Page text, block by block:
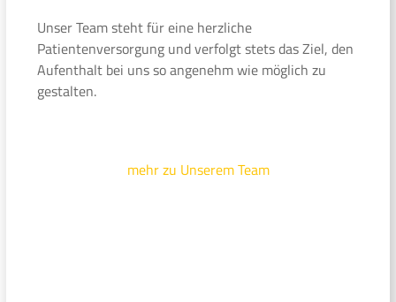
Unser Team steht für eine herzliche
Patientenversorgung und verfolgt stets das Ziel, den
Aufenthalt bei uns so angenehm wie möglich zu
gestalten.
mehr zu Unserem Team